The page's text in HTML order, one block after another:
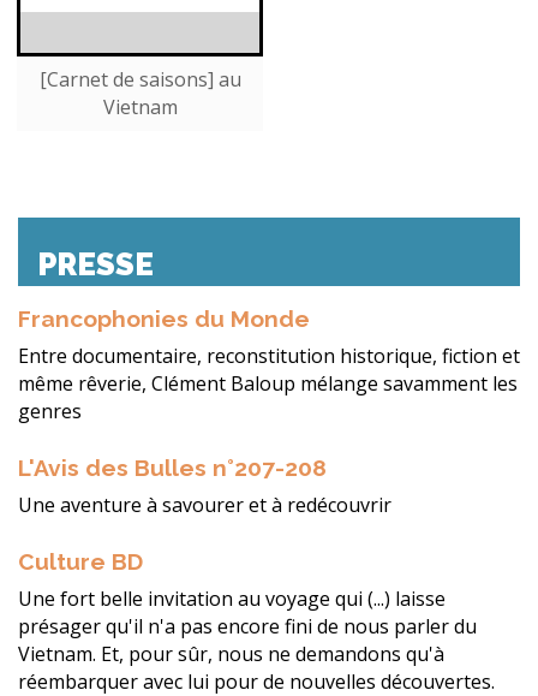
[Carnet de saisons] au
Vietnam
PRESSE
Francophonies du Monde
Entre documentaire, reconstitution historique, fiction et
même rêverie, Clément Baloup mélange savamment les
genres
L'Avis des Bulles n°207-208
Une aventure à savourer et à redécouvrir
Culture BD
Une fort belle invitation au voyage qui (...) laisse
présager qu'il n'a pas encore fini de nous parler du
Vietnam. Et, pour sûr, nous ne demandons qu'à
réembarquer avec lui pour de nouvelles découvertes.